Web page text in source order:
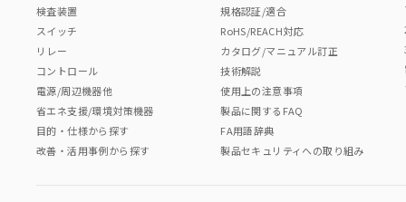
検査装置
スイッチ
リレー
コントロール
電源/周辺機器他
省エネ支援/環境対策機器
目的・仕様から探す
改善・活用事例から探す
規格認証/適合
RoHS/REACH対応
カタログ/マニュアル訂正
技術解説
使用上の注意事項
製品に関するFAQ
FA用語辞典
製品セキュリティへの取り組み